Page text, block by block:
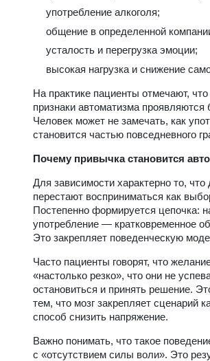
употребление алкоголя;
общение в определенной
усталость и перегрузка эмоции;
высокая нагрузка и снижение
На практике пациенты отмечают,
признаки автоматизма проявляются
Человек может не замечать, как
становится частью повседневного
Почему привычка становится
Для зависимости характерно то, что
перестают восприниматься как
Постепенно формируется цепочка:
употребление — кратковременное
Это закрепляет поведенческую
Часто пациенты говорят, что
«настолько резко», что они не
остановиться и принять решение.
тем, что мозг закрепляет сценарий
способ снизить напряжение.
Важно понимать, что такое
с «отсутствием силы воли». Это